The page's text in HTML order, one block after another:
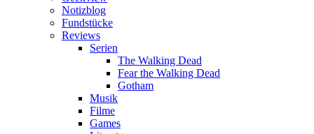
Notizblog
Fundstücke
Reviews
Serien
The Walking Dead
Fear the Walking Dead
Gotham
Musik
Filme
Games